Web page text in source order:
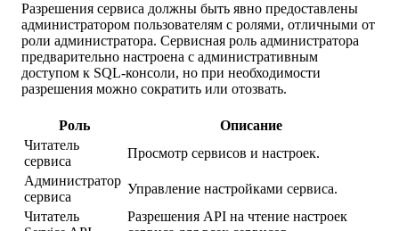
Разрешения сервиса должны быть явно предоставлены
администратором пользователям с ролями, отличными от
роли администратора. Сервисная роль администратора
предварительно настроена с административным
доступом к SQL-консоли, но при необходимости
разрешения можно сократить или отозвать.
Роль
Описание
Читатель
сервиса
Просмотр сервисов и настроек.
Администратор
сервиса
Управление настройками сервиса.
Читатель
Разрешения API на чтение настроек